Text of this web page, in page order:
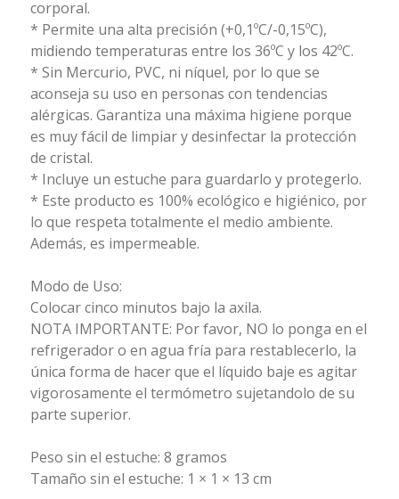
corporal.
* Permite una alta precisión (+0,1ºC/-0,15ºC),
midiendo temperaturas entre los 36ºC y los 42ºC.
* Sin Mercurio, PVC, ni níquel, por lo que se
aconseja su uso en personas con tendencias
alérgicas. Garantiza una máxima higiene porque
es muy fácil de limpiar y desinfectar la protección
de cristal.
* Incluye un estuche para guardarlo y protegerlo.
* Este producto es 100% ecológico e higiénico, por
lo que respeta totalmente el medio ambiente.
Además, es impermeable.
Modo de Uso:
Colocar cinco minutos bajo la axila.
NOTA IMPORTANTE: Por favor, NO lo ponga en el
refrigerador o en agua fría para restablecerlo, la
única forma de hacer que el líquido baje es agitar
vigorosamente el termómetro sujetandolo de su
parte superior.
Peso sin el estuche: 8 gramos
Tamaño sin el estuche: 1 × 1 × 13 cm